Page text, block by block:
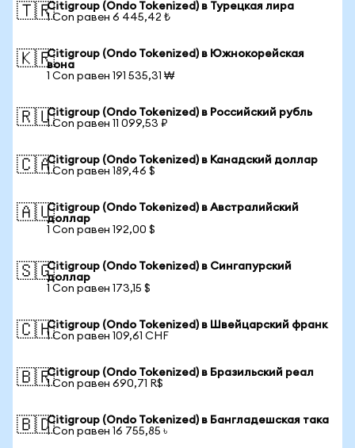
🇹🇷Citigroup (Ondo Tokenized) в Турецкая лира
1 Con равен 6 445,42 ₺
🇰🇷Citigroup (Ondo Tokenized) в Южнокорейская
вона
1 Con равен 191 535,31 ₩
🇷🇺Citigroup (Ondo Tokenized) в Российский рубль
1 Con равен 11 099,53 ₽
🇨🇦Citigroup (Ondo Tokenized) в Канадский доллар
1 Con равен 189,46 $
🇦🇺Citigroup (Ondo Tokenized) в Австралийский
доллар
1 Con равен 192,00 $
🇸🇬Citigroup (Ondo Tokenized) в Сингапурский
доллар
1 Con равен 173,15 $
🇨🇭Citigroup (Ondo Tokenized) в Швейцарский франк
1 Con равен 109,61 CHF
🇧🇷Citigroup (Ondo Tokenized) в Бразильский реал
1 Con равен 690,71 R$
🇧🇩Citigroup (Ondo Tokenized) в Бангладешская така
1 Con равен 16 755,85 ৳